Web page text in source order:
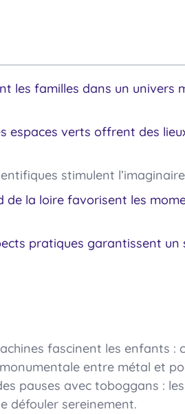
les familles dans un univers
espaces verts offrent des
stimulent
de la loire favorisent les
pratiques garantissent un
fascinent les enfants :
entre métal et
pauses avec toboggans :
défouler sereinement.